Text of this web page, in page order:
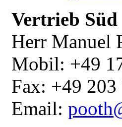
Vertrieb Süd
Herr Manuel
Mobil: +49
Fax: +49
Email: